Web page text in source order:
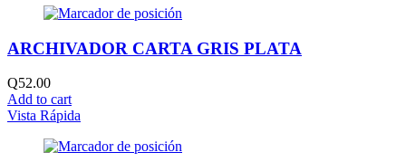
ARCHIVADOR CARTA GRIS PLATA
Q52.00
Add to cart
Vista Rápida